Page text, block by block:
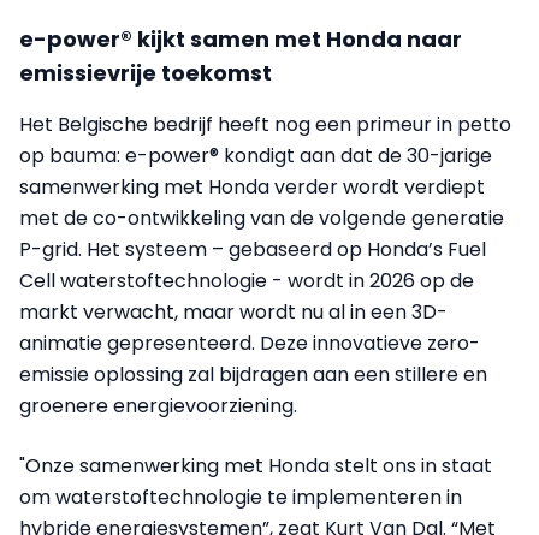
e-power® kijkt samen met Honda naar
emissievrije toekomst
Het Belgische bedrijf heeft nog een primeur in petto
op bauma: e-power® kondigt aan dat de 30-jarige
samenwerking met Honda verder wordt verdiept
met de co-ontwikkeling van de volgende generatie
P-grid. Het systeem – gebaseerd op Honda’s Fuel
Cell waterstoftechnologie - wordt in 2026 op de
markt verwacht, maar wordt nu al in een 3D-
animatie gepresenteerd. Deze innovatieve zero-
emissie oplossing zal bijdragen aan een stillere en
groenere energievoorziening.
"Onze samenwerking met Honda stelt ons in staat
om waterstoftechnologie te implementeren in
hybride energiesystemen”, zegt Kurt Van Dal. “Met